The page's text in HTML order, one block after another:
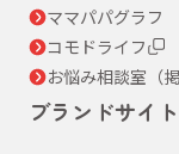
ママパパグラフ
コモドライフ
お悩み相談室（掲
ブランドサイト